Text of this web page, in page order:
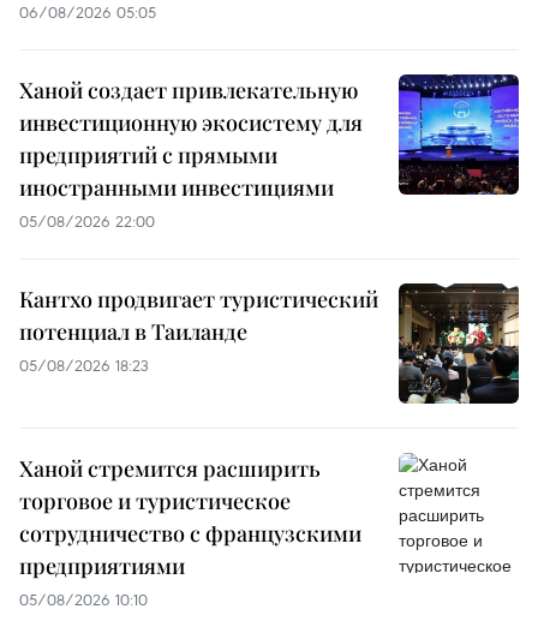
06/08/2026 05:05
Ханой создает привлекательную
инвестиционную экосистему для
предприятий с прямыми
иностранными инвестициями
05/08/2026 22:00
Кантхо продвигает туристический
потенциал в Таиланде
05/08/2026 18:23
Ханой стремится расширить
торговое и туристическое
сотрудничество с французскими
предприятиями
05/08/2026 10:10